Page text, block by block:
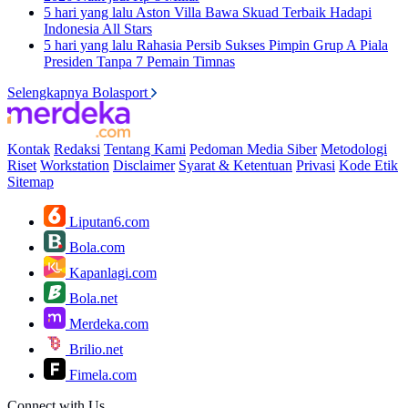
5 hari yang laluAston Villa Bawa Skuad Terbaik Hadapi
Indonesia All Stars
5 hari yang lalu Rahasia Persib Sukses Pimpin Grup A Piala
Presiden Tanpa 7 Pemain Timnas
Selengkapnya Bolasport
Kontak Redaksi Tentang Kami Pedoman Media Siber Metodologi
Riset Workstation Disclaimer Syarat & Ketentuan Privasi Kode Etik
Sitemap
Liputan6.com
Bola.com
Kapanlagi.com
Bola.net
Merdeka.com
Brilio.net
Fimela.com